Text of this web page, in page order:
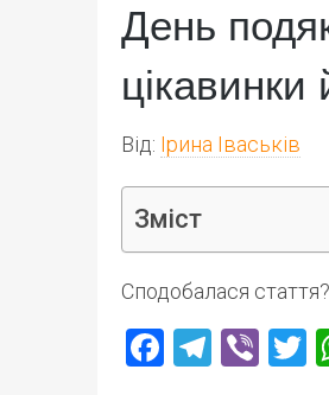
День
цікавинки
Від: Ірина Іваськів
Зміст
Сподобалася
Facebook